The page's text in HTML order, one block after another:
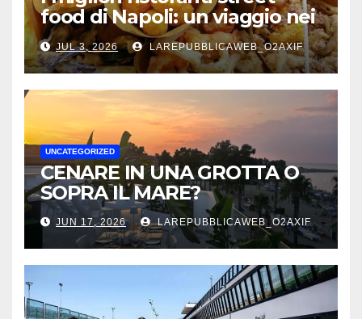
food di Napoli: un viaggio nei
sapori autentici della città
JUL 3, 2026 LAREPUBBLICAWEB_O2AXIF
UNCATEGORIZED
CENARE IN UNA GROTTA O
SOPRA IL MARE?
JUN 17, 2026 LAREPUBBLICAWEB_O2AXIF